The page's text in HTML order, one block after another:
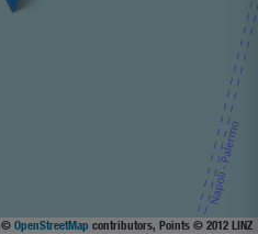
© OpenStreetMap contributors, Points © 2012 LINZ